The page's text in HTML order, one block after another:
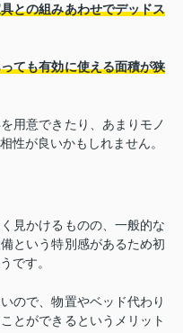
との組みあわせでデッドス
ても有効に使える面積が狭
用意できたり、あまりモノ
性が良いかもしれません。
見かけるものの、一般的な
という特別感があるため初
です。
ので、物置やベッド代わり
とができるというメリット